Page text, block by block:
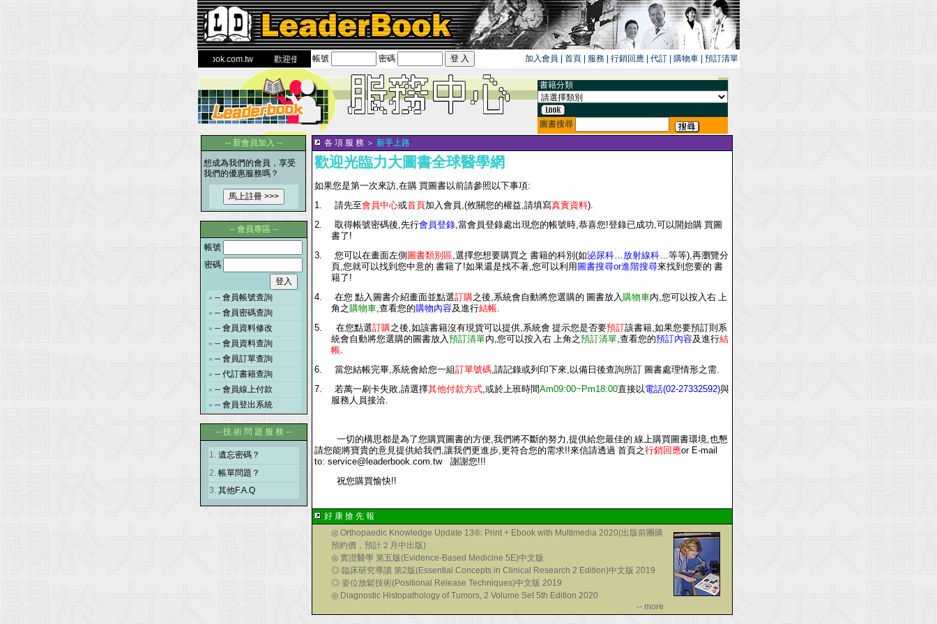
www.leaderbook.com.tw歡迎使用 國民旅遊卡！！
帳號 密碼 加入會員 首頁 服務 行銷回應 代訂 購物車 預訂清單
書籍分類
圖書搜尋
-- 新會員加入 --
想成為我們的會員，享受
我們的優惠服務嗎？
-- 會員專區 --
帳號
密碼
■-- 會員帳號查詢
■-- 會員密碼查詢
■-- 會員資料修改
■-- 會員資料查詢
■-- 會員訂單查詢
■-- 代訂書籍查詢
■-- 會員線上付款
■-- 會員登出系統
-- 技 術 問 題 服 務 --
1. 遺忘密碼？
2. 帳單問題？
3. 其他F.A.Q
各 項 服 務 ＞ 新手上路
歡迎光臨力大圖書全球醫學網
如果您是第一次來訪,在購 買圖書以前請參照以下事項:
1.
請先至會員中心或首頁加入會員 ,(攸關您的權益,請填寫真實資料).
2.
取得帳號密碼後,先行會員登錄,當會員登錄處出現您的帳號時,恭喜您!登錄已成功,可以開始購 買圖
書了 !
3.
您可以在畫面左側 圖書類別區,選擇您想要購買之 書籍的科別 (如泌尿科…放射線科…等等),再瀏覽分
頁,您就可以找到您中意的 書籍了 !如果還是找不著,您可以利用 圖書搜尋or進階搜尋來找到您要的 書
籍了 !
4.
在您 點入圖書介紹畫面並點選訂購之後,系統會自動將您選購的 圖書放入購物車內,您可以按入右 上
角之購物車,查看您的購物內容及進行結帳.
5. 在您點選訂購之後,如該書籍沒有現貨可以提供,系統會 提示您是否要預訂該書籍,如果您要預訂則系
統會自動將您選購的圖書放入預訂清單內,您可以按入右 上角之預訂清單,查看您的預訂內容及進行結
帳.
6. 當您結帳完畢,系統會給您一組訂單號碼,請記錄或列印下來, 以備日後查詢所訂 圖書處理情形之需.
7. 若萬一刷卡失敗,請選擇其他付款方式,或於上班時間Am09:00~Pm18:00直接以電話(02-27332592)與
服務人員接洽.
一切的構思都是為了您購買圖書的方便,我們將不斷的努力 ,提供給您最佳的 線上購買圖書環境,也懇
請您能將寶貴的意見提供給我們,讓我們更進步,更符合您的需求!!來信請透過 首頁之行銷回應or E-mail
to: service@ leaderbook.com.tw 謝謝您!!!
祝您購買愉快!!
好 康 搶 先 報
◎ Orthopaedic Knowledge Update 13®: Print + Ebook with Multimedia 2020(出版前團購
預約價，預計２月中出版)
◎ 實證醫學 第五版(Evidence-Based Medicine 5E)中文版
◎ 臨床研究導讀 第2版(Essential Concepts in Clinical Research 2 Edition)中文版 2019
◎ 姿位放鬆技術(Positional Release Techniques)中文版 2019
◎ Diagnostic Histopathology of Tumors, 2 Volume Set 5th Edition 2020
-- more